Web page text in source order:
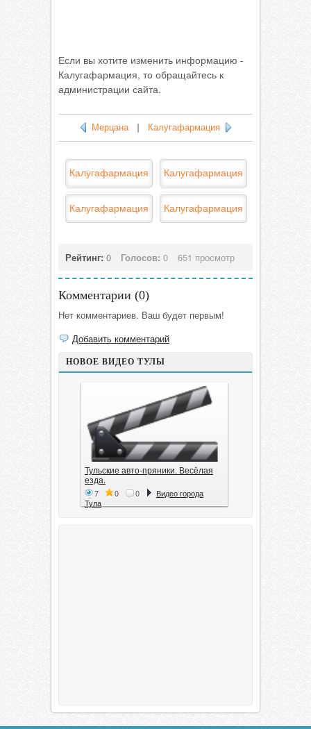
Если вы хотите изменить информацию -
Калугафармация, то обращайтесь к
администрации сайта.
Мерцана| Калугафармация
Калугафармация Калугафармация
Калугафармация Калугафармация
Рейтинг: 0 Голосов: 0 651 просмотр
Комментарии (0)
Нет комментариев. Ваш будет первым!
Добавить комментарий
НОВОЕ ВИДЕО ТУЛЫ
Тульские авто-пряники. Весёлая
езда.
7 0 0
Видео города
Тула